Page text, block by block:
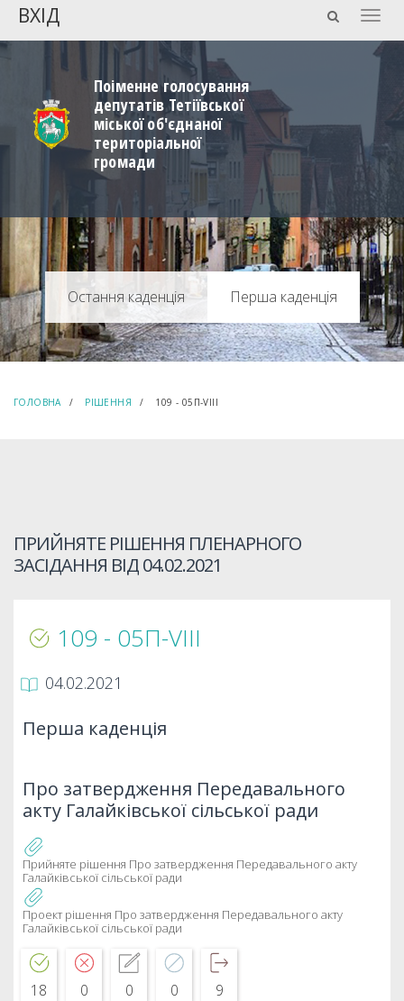
ВХІД
Поіменне голосування
депутатів Тетіївської
міської об'єднаної
територіальної
громади
Перша каденція
ГОЛОВНА РІШЕННЯ 109 - 05П-VIIІ
ПРИЙНЯТЕ РІШЕННЯ ПЛЕНАРНОГО
ЗАСІДАННЯ ВІД04.02.2021
109 - 05П-VIIІ
04.02.2021
Перша каденція
Про затвердження Передавального
акту Галайківської сільської ради
Прийняте рішення Про затвердження Передавального акту
Галайківської сільської ради
Проект рішення Про затвердження Передавального акту
Галайківської сільської ради
18 0 0 0 9